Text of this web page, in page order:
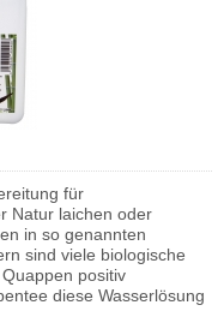
für
Natur laichen oder
in so genannten
sind viele biologische
positiv
diese Wasserlösung